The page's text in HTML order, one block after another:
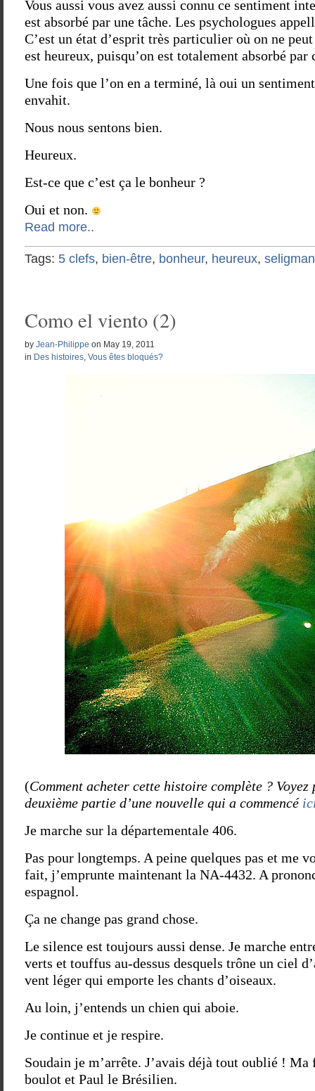
Vous aussi vous avez aussi connu ce sentiment
est absorbé par une tâche. Les psychologues
C’est un état d’esprit très particulier où on ne
est heureux, puisqu’on est totalement absorbé par
Une fois que l’on en a terminé, là oui un
envahit.
Nous nous sentons bien.
Heureux.
Est-ce que c’est ça le bonheur ?
Oui et non.
Read more..
Tags: 5 clefs, bien-être, bonheur, heureux, seligman
Como el viento (2)
by Jean-Philippe on May 19, 2011
in Des histoires, Vous êtes bloqués?
(Comment acheter cette histoire complète ?
deuxième partie d’une nouvelle qui a commencé
Je marche sur la départementale 406.
Pas pour longtemps. A peine quelques pas et me
fait, j’emprunte maintenant la NA-4432. A
espagnol.
Ça ne change pas grand chose.
Le silence est toujours aussi dense. Je marche
verts et touffus au-dessus desquels trône un ciel
vent léger qui emporte les chants d’oiseaux.
Au loin, j’entends un chien qui aboie.
Je continue et je respire.
Soudain je m’arrête. J’avais déjà tout oublié !
boulot et Paul le Brésilien.